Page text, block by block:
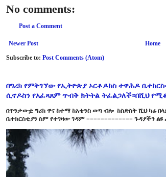
No comments:
Post a Comment
Newer Post
Home
Subscribe to: Post Comments (Atom)
በግሪክ የምትገኘው የኢትዮጵያ ኦርቶዶክስ ተዋሕዶ
ሲኖዶስን የአፈጻጸም ጥብቅ ክትትል ትፈልጋለች።በሺህ
በጥንታውቷ ግሪክ ዋና ከተማ ከአቴንስ ወጣ ብሎ ከስድስት ሺህ ካሬ
ቤተክርስቲያን ስም የተገዛው ገዳም ============= ጉዳያችን ልዩ